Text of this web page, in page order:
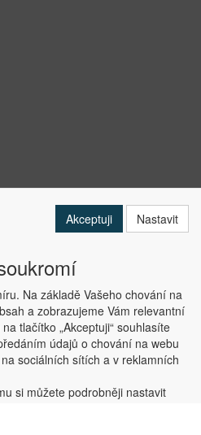
Software a.s. 2019
Akceptuji Nastavit
Na základě Vašeho chování na
a zobrazujeme Vám relevantní
tlačítko „Akceptuji“ souhlasíte
údajů o chování na webu
sociálních sítích a v reklamních
si můžete podrobněji nastavit